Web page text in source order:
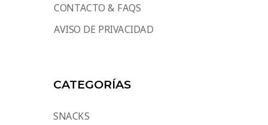
CONTACTO & FAQS
AVISO DE PRIVACIDAD
CATEGORÍAS
SNACKS